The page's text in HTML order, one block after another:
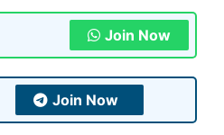
Join Now
Join Now